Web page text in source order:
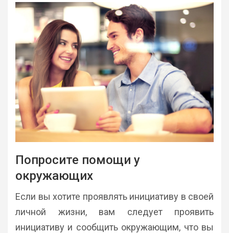
Попросите помощи у
окружающих
Если вы хотите проявлять инициативу в своей
личной жизни, вам следует проявить
инициативу и сообщить окружающим, что вы